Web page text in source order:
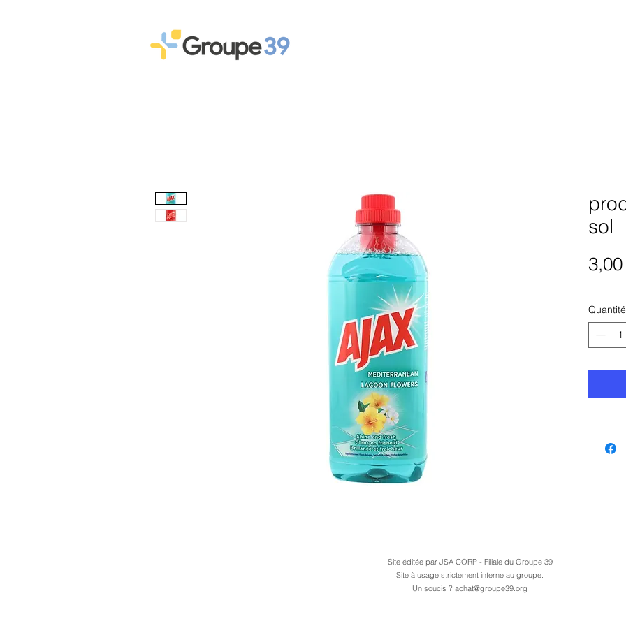
sol
Quantité
Site éditée par JSA CORP - Filiale du Groupe 39
Site à usage strictement interne au groupe.
Un soucis ? achat@groupe39.org